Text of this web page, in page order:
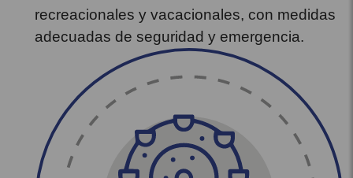
recreacionales y vacacionales, con medidas
adecuadas de seguridad y emergencia.